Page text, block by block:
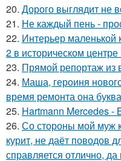
20. Дорого выглядит не
21. Не каждый пень -
22. Интерьер маленькой
2 в историческом
23. Прямой репортаж из
24. Маша, героиня
время ремонта она
25. Hartmann Mercedes -
26. Со стороны мой муж
курит, не даёт поводов
справляется отлично,